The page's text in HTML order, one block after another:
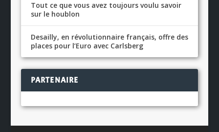
Tout ce que vous avez toujours voulu savoir
sur le houblon
Desailly, en révolutionnaire français, offre des
places pour l’Euro avec Carlsberg
PARTENAIRE